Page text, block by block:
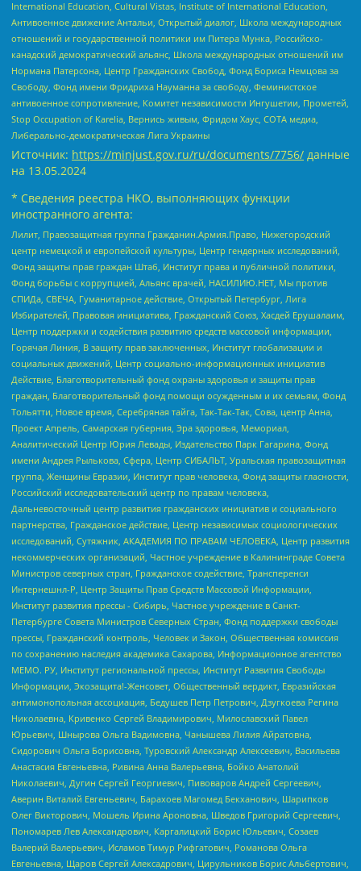
International Education, Cultural Vistas, Institute of International Education,
Антивоенное движение Антальи, Открытый диалог, Школа международных
отношений и государственной политики им Питера Мунка, Российско-
канадский демократический альянс, Школа международных отношений им
Нормана Патерсона, Центр Гражданских Свобод, Фонд Бориса Немцова за
Свободу, Фонд имени Фридриха Науманна за свободу, Феминистское
антивоенное сопротивление, Комитет независимости Ингушетии, Прометей,
Stop Occupation of Karelia, Вернись живым, Фридом Хаус, СОТА медиа,
Либерально-демократическая Лига Украины
Источник: https://minjust.gov.ru/ru/documents/7756/ данные
на 13.05.2024
* Сведения реестра НКО, выполняющих функции
иностранного агента:
Лилит, Правозащитная группа Гражданин.Армия.Право, Нижегородский
центр немецкой и европейской культуры, Центр гендерных исследований,
Фонд защиты прав граждан Штаб, Институт права и публичной политики,
Фонд борьбы с коррупцией, Альянс врачей, НАСИЛИЮ.НЕТ, Мы против
СПИДа, СВЕЧА, Гуманитарное действие, Открытый Петербург, Лига
Избирателей, Правовая инициатива, Гражданский Союз, Хасдей Ерушалаим,
Центр поддержки и содействия развитию средств массовой информации,
Горячая Линия, В защиту прав заключенных, Институт глобализации и
социальных движений, Центр социально-информационных инициатив
Действие, Благотворительный фонд охраны здоровья и защиты прав
граждан, Благотворительный фонд помощи осужденным и их семьям, Фонд
Тольятти, Новое время, Серебряная тайга, Так-Так-Так, Сова, центр Анна,
Проект Апрель, Самарская губерния, Эра здоровья, Мемориал,
Аналитический Центр Юрия Левады, Издательство Парк Гагарина, Фонд
имени Андрея Рылькова, Сфера, Центр СИБАЛЬТ, Уральская правозащитная
группа, Женщины Евразии, Институт прав человека, Фонд защиты гласности,
Российский исследовательский центр по правам человека,
Дальневосточный центр развития гражданских инициатив и социального
партнерства, Гражданское действие, Центр независимых социологических
исследований, Сутяжник, АКАДЕМИЯ ПО ПРАВАМ ЧЕЛОВЕКА, Центр развития
некоммерческих организаций, Частное учреждение в Калининграде Совета
Министров северных стран, Гражданское содействие, Трансперенси
Интернешнл-Р, Центр Защиты Прав Средств Массовой Информации,
Институт развития прессы - Сибирь, Частное учреждение в Санкт-
Петербурге Совета Министров Северных Стран, Фонд поддержки свободы
прессы, Гражданский контроль, Человек и Закон, Общественная комиссия
по сохранению наследия академика Сахарова, Информационное агентство
МЕМО. РУ, Институт региональной прессы, Институт Развития Свободы
Информации, Экозащита!-Женсовет, Общественный вердикт, Евразийская
антимонопольная ассоциация, Бедушев Петр Петрович, Дзугкоева Регина
Николаевна, Кривенко Сергей Владимирович, Милославский Павел
Юрьевич, Шнырова Ольга Вадимовна, Чанышева Лилия Айратовна,
Сидорович Ольга Борисовна, Туровский Александр Алексеевич, Васильева
Анастасия Евгеньевна, Ривина Анна Валерьевна, Бойко Анатолий
Николаевич, Дугин Сергей Георгиевич, Пивоваров Андрей Сергеевич,
Аверин Виталий Евгеньевич, Барахоев Магомед Бекханович, Шарипков
Олег Викторович, Мошель Ирина Ароновна, Шведов Григорий Сергеевич,
Пономарев Лев Александрович, Каргалицкий Борис Юльевич, Созаев
Валерий Валерьевич, Исламов Тимур Рифгатович, Романова Ольга
Евгеньевна, Щаров Сергей Алексадрович, Цирульников Борис Альбертович,